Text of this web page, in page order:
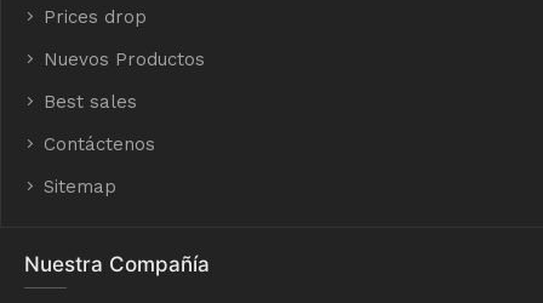
Prices drop
Nuevos Productos
Best sales
Contáctenos
Sitemap
Nuestra Compañía